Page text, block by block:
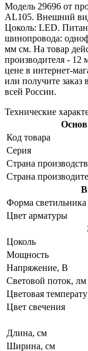
Модель 29696 от
AL105. Внешний
Цоколь: LED.
шинопровода:
мм см. На товар
производителя - 12
цене в интернет-
или получите
всей России.
Технические
Код товара
Серия
Страна
Страна
Форма светильника
Цвет арматуры
Цоколь
Мощность
Напряжение, В
Световой поток, лм
Цветовая
Цвет свечения
Длина, см
Ширина, см